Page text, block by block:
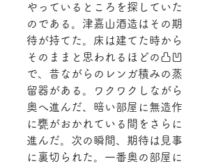
やっているところを探していた
のである。津嘉山酒造はその期
待が持てた。床は建てた時から
そのままと思われるほどの凸凹
で、昔ながらのレンガ積みの蒸
留器がある。ワクワクしながら
奥へ進んだ、暗い部屋に無造作
に甕がおかれている間をさらに
進んだ。次の瞬間、期待は見事
に裏切られた。一番奥の部屋に